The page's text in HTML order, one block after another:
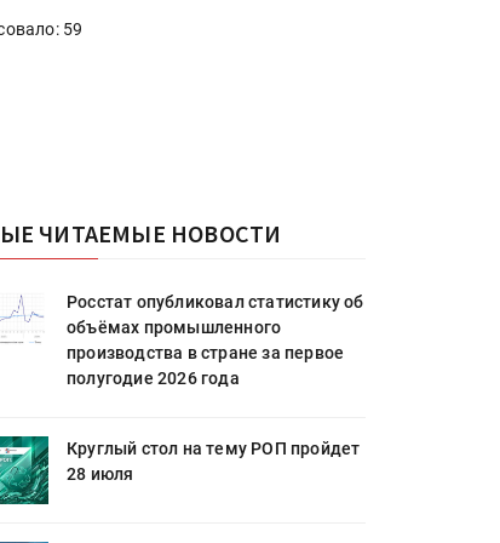
59
ЧИТАЕМЫЕ НОВОСТИ
Росстат опубликовал статистику об
объёмах промышленного
производства в стране за первое
полугодие 2026 года
Круглый стол на тему РОП пройдет
28 июля